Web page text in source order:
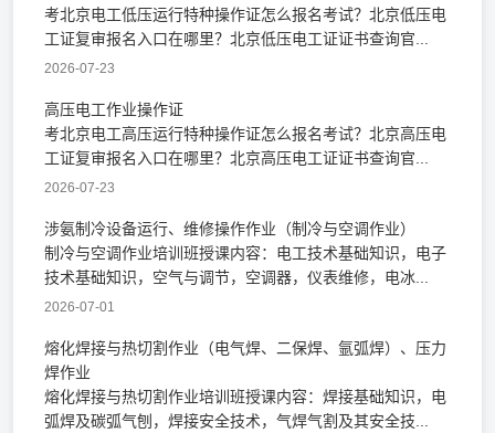
考北京电工低压运行特种操作证怎么报名考试？北京低压电
工证复审报名入口在哪里？北京低压电工证证书查询官...
2026-07-23
高压电工作业操作证
考北京电工高压运行特种操作证怎么报名考试？北京高压电
工证复审报名入口在哪里？北京高压电工证证书查询官...
2026-07-23
涉氨制冷设备运行、维修操作作业（制冷与空调作业）
制冷与空调作业培训班授课内容：电工技术基础知识，电子
技术基础知识，空气与调节，空调器，仪表维修，电冰...
2026-07-01
熔化焊接与热切割作业（电气焊、二保焊、氩弧焊）、压力
焊作业
熔化焊接与热切割作业培训班授课内容：焊接基础知识，电
弧焊及碳弧气刨，焊接安全技术，气焊气割及其安全技...